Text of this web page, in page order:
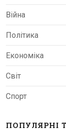
Війна
Політика
Економіка
Світ
Спорт
ПОПУЛЯРНІ